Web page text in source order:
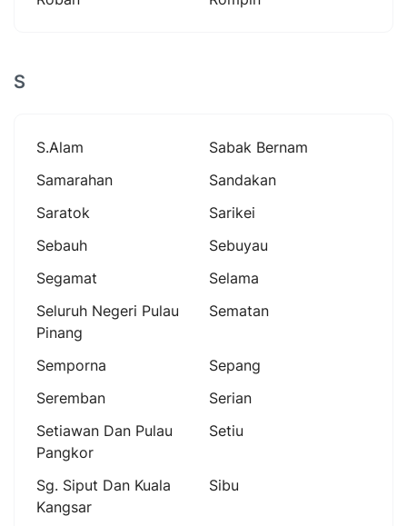
S
S.alam
Sabak Bernam
Samarahan
Sandakan
Saratok
Sarikei
Sebauh
Sebuyau
Segamat
Selama
Seluruh Negeri Pulau
Pinang
Sematan
Semporna
Sepang
Seremban
Serian
Setiawan Dan Pulau
Pangkor
Setiu
Sg. Siput Dan Kuala
Kangsar
Sibu